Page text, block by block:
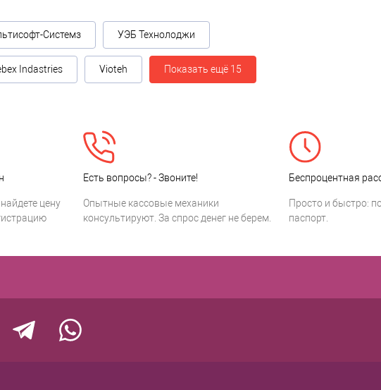
Системз УЭБ Технолоджи
Indastries Vioteh Показать ещё 15
цену
Есть вопросы? - Звоните!
Опытные кассовые механики
консультируют. За спрос денег не берем.
Беспроцентная
Просто и быстро:
паспорт.